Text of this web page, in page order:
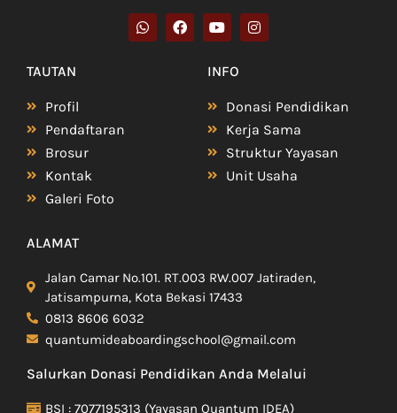
TAUTAN
Profil
Pendaftaran
Brosur
Kontak
Galeri Foto
INFO
Donasi Pendidikan
Kerja Sama
Struktur Yayasan
Unit Usaha
ALAMAT
Jalan Camar No.101. RT.003 RW.007 Jatiraden,
Jatisampurna, Kota Bekasi 17433
0813 8606 6032
quantumideaboardingschool@gmail.com
Salurkan Donasi Pendidikan Anda Melalui
BSI : 7077195313 (Yayasan Quantum IDEA)